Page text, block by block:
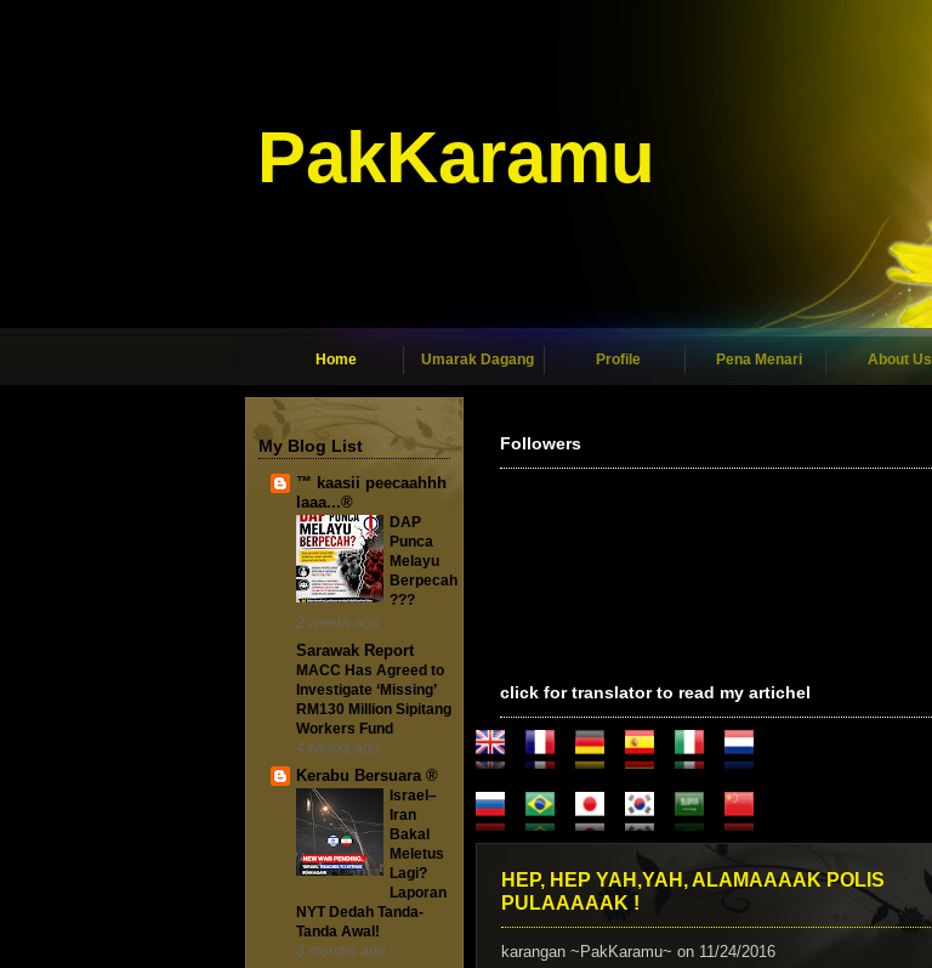
PakKaramu
Home Umarak Dagang Profile Pena Menari About Us
My Blog List
™ kaasii peecaahhh
laaa...®
DAP
Punca
Melayu
Berpecah
???
2 weeks ago
Sarawak Report
MACC Has Agreed to
Investigate ‘Missing’
RM130 Million Sipitang
Workers Fund
4 weeks ago
Kerabu Bersuara ®
Israel–
Iran
Bakal
Meletus
Lagi?
Laporan
NYT Dedah Tanda-
Tanda Awal!
8 months ago
Followers
click for translator to read my artichel
HEP, HEP YAH,YAH, ALAMAAAAK POLIS
PULAAAAAK !
karangan ~PakKaramu~ on 11/24/2016